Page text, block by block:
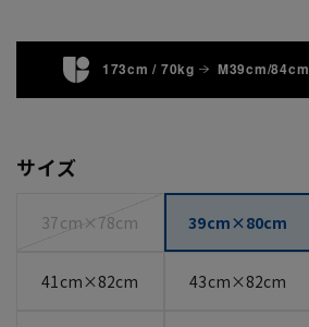
173cm / 70kg M39cm/84cm
サイズ
37cm×78cm 39cm×80cm
41cm×82cm 43cm×82cm